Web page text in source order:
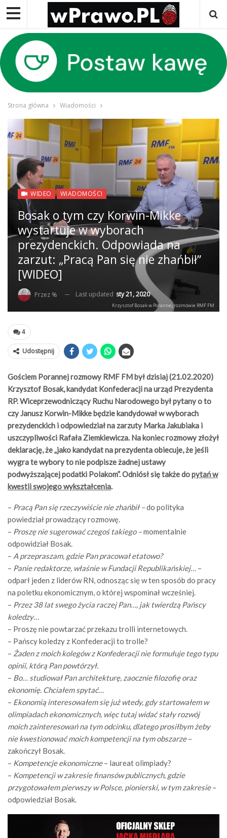
Strona główna Wiadomości
WIDEO WIADOMOŚCI
Bosak o tym czy Korwin-Mikke
wystartuje w wyborach
prezydenckich. Odpowiada na
zarzut: „Pracą Pan się nie zhańbił”
[WIDEO]
Przez % Last updated sty 21, 2020
Krzysztof Bosak w Porannej rozmowie RMF FM
4
Udostępnij
Gościem Porannej rozmowy RMF FM był dzisiaj (21.02.2020)
Krzysztof Bosak, kandydat Konfederacji na urząd Prezydenta
RP. Wiceprzewodniczący Ruchu Narodowego był pytany o to
czy Janusz Korwin-Mikke będzie kandydował w wyborach
prezydenckich i odpowiedział na zarzuty Marka Jakubiaka i
uszczypliwości Rafała Ziemkiewicza. Na koniec rozmowy złożył
deklarację, że „jako kandydat na prezydenta obiecuje, że jeśli
wygra te wybory to nie podpisze żadnej ustawy
podwyższającej podatki Polakom”.Odniósł się także dopytań w
kwestii swojego wykształcenia.
– Pracą Pan się rzeczywiście nie zhańbił –do polityka
powiedział prowadzący rozmowę.
– Proszę nie sugerować czegoś takiego –momentalnie
odpowidział Bosak.
– A przepraszam, gdzie Pan pracował etatowo?
– Panie redaktorze, właśnie w Fundacji Republikańskiej… –
odparł jeden z liderów RN, odnosząc się w ten sposób do pracy
na poletku ekonomicznym, o której wspominał wcześniej.
– Przez 38 lat swego życia raczej Pan…, jak twierdzą Pańscy
koledzy…
– Proszę nie powtarzać przekazu trolli internetowych.
– Pańscy koledzy z Konfederacji to trolle?
– Żaden z moich kolegów z Konfederacji nie formułuje tego typu
opinii, którą Pan powtórzył.
– Bo… studiował Pan architekturę, zaocznie filozofię oraz
ekonomię. Chciałem spytać…
– Ekonomią interesowałem się już wtedy, gdy startowałem w
olimpiadach ekonomicznych, więc tutaj widać stały rozwój
moich zainteresowań na tym odcinku, dlatego prosiłbym żeby
nie kwestionować moich kompetencji na tym obszarze–
zakończył Bosak.
– Kompetencje ekonomiczne– laureat olimpiady?
– Kompetencji w zakresie finansów publicznych, gdzie
przygotowałem pierwszy w Polsce, pionierski, w tym zakresie–
odpowiedział Bosak.